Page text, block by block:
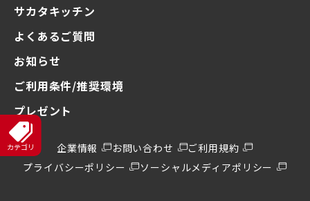
サカタキッチン
よくあるご質問
お知らせ
ご利用条件/推奨環境
プレゼント
企業情報 お問い合わせ
ご利用規約
プライバシーポリシー
ソーシャルメディアポリシー